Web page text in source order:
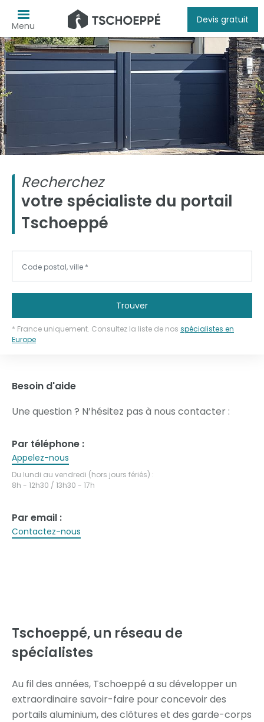
Menu
Devis gratuit
Recherchez
votre spécialiste du portail
Tschoeppé
Trouver
* France uniquement. Consultez la liste de nos spécialistes en
Europe
Besoin d'aide
Une question ? N’hésitez pas à nous contacter :
Par téléphone :
Appelez-nous
Du lundi au vendredi (hors jours fériés) :
8h - 12h30 / 13h30 - 17h
Par email :
Contactez-nous
Tschoeppé, un réseau de
spécialistes
Au fil des années, Tschoeppé a su développer un
extraordinaire savoir-faire pour concevoir des
portails aluminium, des clôtures et des garde-corps